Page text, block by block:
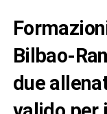
Bilbao-
due